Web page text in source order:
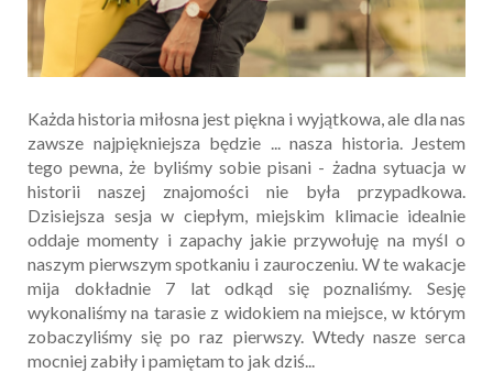
Każda historia miłosna jest piękna i wyjątkowa, ale dla nas
zawsze najpiękniejsza będzie ... nasza historia. Jestem
tego pewna, że byliśmy sobie pisani - żadna sytuacja w
historii naszej znajomości nie była przypadkowa.
Dzisiejsza sesja w ciepłym, miejskim klimacie idealnie
oddaje momenty i zapachy jakie przywołuję na myśl o
naszym pierwszym spotkaniu i zauroczeniu. W te wakacje
mija dokładnie 7 lat odkąd się poznaliśmy. Sesję
wykonaliśmy na tarasie z widokiem na miejsce, w którym
zobaczyliśmy się po raz pierwszy. Wtedy nasze serca
mocniej zabiły i pamiętam to jak dziś...